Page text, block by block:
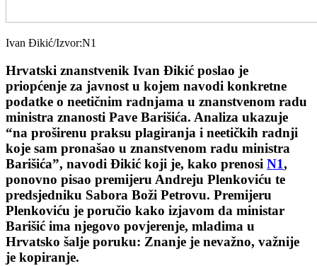
Ivan Đikić/Izvor:N1
Hrvatski znanstvenik Ivan Đikić poslao je
priopćenje za javnost u kojem navodi konkretne
podatke o neetičnim radnjama u znanstvenom radu
ministra znanosti Pave Barišića. Analiza ukazuje
“na proširenu praksu plagiranja i neetičkih radnji
koje sam pronašao u znanstvenom radu ministra
Barišića”, navodi Đikić koji je, kako prenosi N1,
ponovno pisao premijeru Andreju Plenkoviću te
predsjedniku Sabora Boži Petrovu. Premijeru
Plenkoviću je poručio kako izjavom da ministar
Barišić ima njegovo povjerenje, mladima u
Hrvatsko šalje poruku: Znanje je nevažno, važnije
je kopiranje.